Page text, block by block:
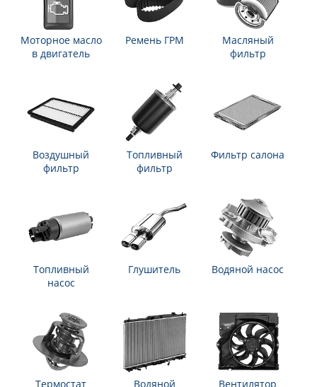
Моторное масло
в двигатель
Ремень ГРМ
Масляный
фильтр
Воздушный
фильтр
Топливный
фильтр
Фильтр салона
Топливный
насос
Глушитель Водяной насос
Термостат Водяной Вентилятор